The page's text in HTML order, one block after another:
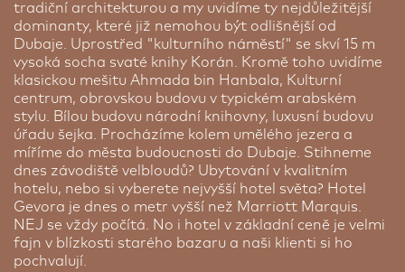
tradiční architekturou a my uvidíme ty nejdůležitější
dominanty, které již nemohou být odlišnější od
Dubaje. Uprostřed "kulturního náměstí" se skví 15 m
vysoká socha svaté knihy Korán. Kromě toho uvidíme
klasickou mešitu Ahmada bin Hanbala, Kulturní
centrum, obrovskou budovu v typickém arabském
stylu. Bílou budovu národní knihovny, luxusní budovu
úřadu šejka. Procházíme kolem umělého jezera a
míříme do města budoucnosti do Dubaje. Stihneme
dnes závodiště velbloudů? Ubytování v kvalitním
hotelu, nebo si vyberete nejvyšší hotel světa? Hotel
Gevora je dnes o metr vyšší než Marriott Marquis.
NEJ se vždy počítá. No i hotel v základní ceně je velmi
fajn v blízkosti starého bazaru a naši klienti si ho
pochvalují.